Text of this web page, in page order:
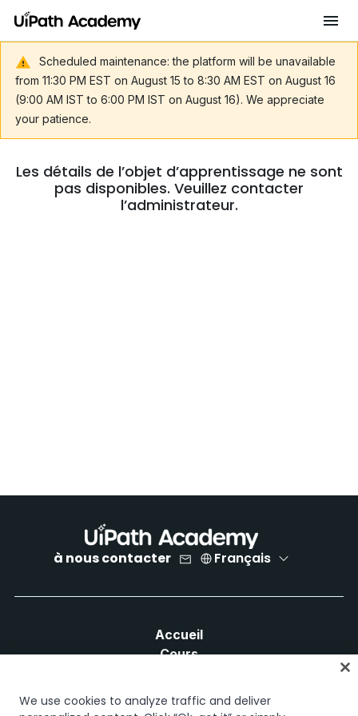
Scheduled maintenance: the platform will be unavailable
from 11:30 PM EST on August 15 to 8:30 AM EST on August 16
(9:00 AM IST to 6:00 PM IST on August 16). We appreciate
your patience.
Les détails de l’objet d’apprentissage ne sont
pas disponibles. Veuillez contacter
l’administrateur.
à nous contacter Français
Accueil
Cours
Parcours professionnels
Certifications
We use cookies to analyze traffic and deliver